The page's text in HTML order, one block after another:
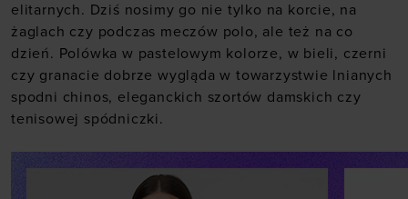
elitarnych. Dziś nosimy go nie tylko na korcie, na
żaglach czy podczas meczów polo, ale też na co
dzień. Polówka w pastelowym kolorze, w bieli, czerni
czy granacie dobrze wygląda w towarzystwie lnianych
spodni chinos, eleganckich szortów damskich czy
tenisowej spódniczki.